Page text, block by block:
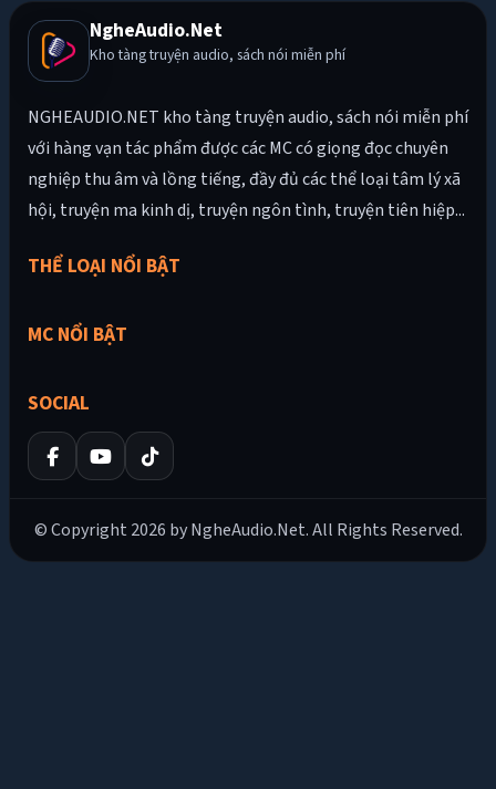
NgheAudio.Net
Kho tàng truyện audio, sách nói miễn phí
NGHEAUDIO.NET kho tàng truyện audio, sách nói miễn phí
với hàng vạn tác phẩm được các MC có giọng đọc chuyên
nghiệp thu âm và lồng tiếng, đầy đủ các thể loại tâm lý xã
hội, truyện ma kinh dị, truyện ngôn tình, truyện tiên hiệp...
THỂ LOẠI NỔI BẬT
MC NỔI BẬT
SOCIAL
© Copyright 2026 by NgheAudio.Net. All Rights Reserved.